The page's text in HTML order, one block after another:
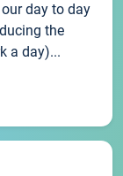
day to day
the
a day)...